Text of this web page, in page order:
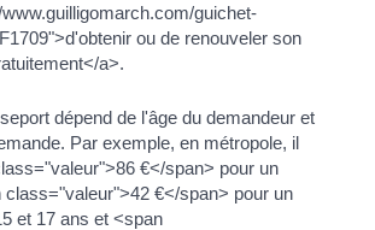
guichet-
ou de renouveler son
a>.
dépend de l'âge du demandeur et
Par exemple, en métropole, il
€</span> pour un
class="valeur">42 €</span> pour un
et 17 ans et <span